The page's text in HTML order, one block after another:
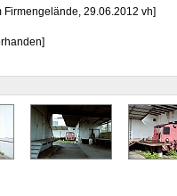
29.06.2012 vh]